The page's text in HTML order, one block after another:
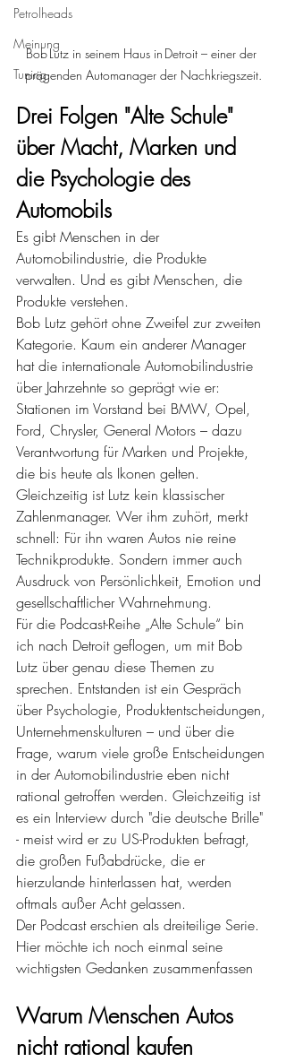
Petrolheads
Meinung
Tuning
Bob Lutz in seinem Haus in Detroit – einer der
prägenden Automanager der Nachkriegszeit.
Drei Folgen "Alte Schule"
über Macht, Marken und
die Psychologie des
Automobils
Es gibt Menschen in der
Automobilindustrie, die Produkte
verwalten. Und es gibt Menschen, die
Produkte verstehen.
Bob Lutz gehört ohne Zweifel zur zweiten
Kategorie. Kaum ein anderer Manager
hat die internationale Automobilindustrie
über Jahrzehnte so geprägt wie er:
Stationen im Vorstand bei BMW, Opel,
Ford, Chrysler, General Motors – dazu
Verantwortung für Marken und Projekte,
die bis heute als Ikonen gelten.
Gleichzeitig ist Lutz kein klassischer
Zahlenmanager. Wer ihm zuhört, merkt
schnell: Für ihn waren Autos nie reine
Technikprodukte. Sondern immer auch
Ausdruck von Persönlichkeit, Emotion und
gesellschaftlicher Wahrnehmung.
Für die Podcast-Reihe „Alte Schule“ bin
ich nach Detroit geflogen, um mit Bob
Lutz über genau diese Themen zu
sprechen. Entstanden ist ein Gespräch
über Psychologie, Produktentscheidungen,
Unternehmenskulturen – und über die
Frage, warum viele große Entscheidungen
in der Automobilindustrie eben nicht
rational getroffen werden. Gleichzeitig ist
es ein Interview durch "die deutsche Brille"
- meist wird er zu US-Produkten befragt,
die großen Fußabdrücke, die er
hierzulande hinterlassen hat, werden
oftmals außer Acht gelassen.
Der Podcast erschien als dreiteilige Serie.
Hier möchte ich noch einmal seine
wichtigsten Gedanken zusammenfassen
Warum Menschen Autos
nicht rational kaufen